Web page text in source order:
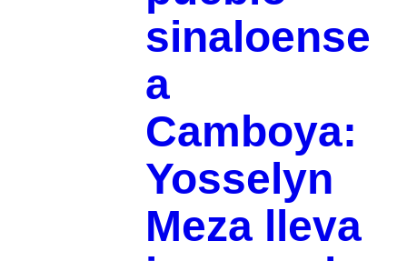
sinaloense
a
Camboya:
Yosselyn
Meza lleva